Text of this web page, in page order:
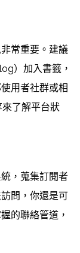
常重要。建議
）加入書籤，
用者社群或相
了解平台狀
，蒐集訂閱者
問，你還是可
的聯絡管道，